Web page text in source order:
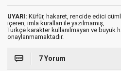
UYARI: Küfür, hakaret, rencide edici
içeren, imla kuralları ile yazılmamış,
Türkçe karakter kullanılmayan ve büyük
onaylanmamaktadır.
7 Yorum